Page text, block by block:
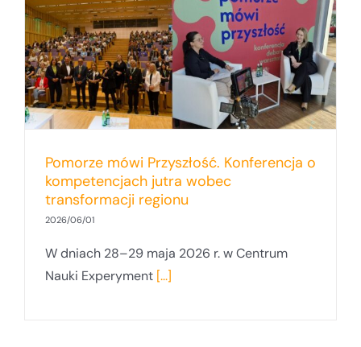
Pomorze mówi Przyszłość. Konferencja o
kompetencjach jutra wobec
transformacji regionu
2026/06/01
W dniach 28–29 maja 2026 r. w Centrum
Nauki Experyment [...]